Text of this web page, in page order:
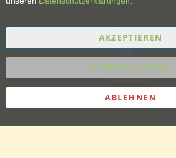
AKZEPTIEREN
EINSTELLUNGEN
ABLEHNEN